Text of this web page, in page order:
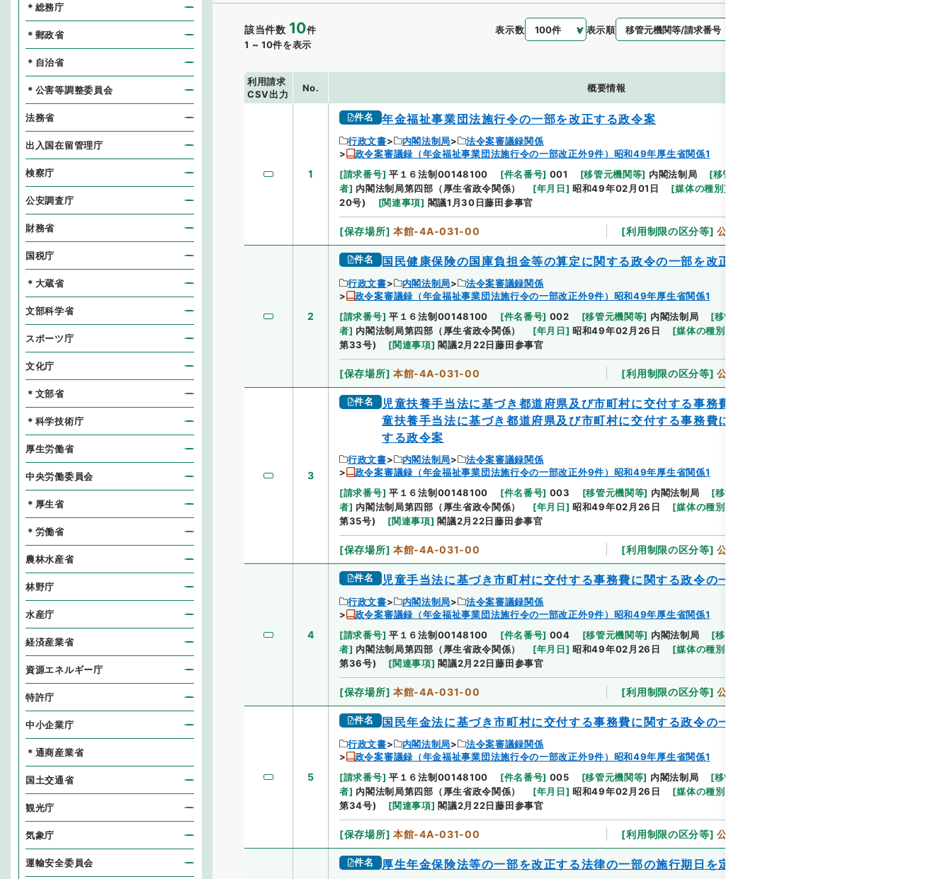
該当件数 10件
1 ~ 10件を表示
表示数 表示順
利用請求
CSV出力
No. 概要情報
1
件名 年金福祉事業団法施行令の一部を改正する政令案
行政文書 内閣法制局
法令案審議録関係
政令案審議録（年金福祉事業団法施行令の一部改正外9件）昭和49年厚生省関係1
[請求番号] 平１６法制00148100 [件名番号] 001 [移管元機関等] 内閣法制局 [移管等年度
者] 内閣法制局第四部（厚生省政令関係） [年月日] 昭和49年02月01日 [媒体の種別 ]
20号)
[関連事項] 閣議1月30日藤田参事官
[保存場所] 本館-4A-031-00 [利用制限の区分等] 公開
2
件名 国民健康保険の国庫負担金等の算定に関する政令の一部を改正する政令案
行政文書 内閣法制局
法令案審議録関係
政令案審議録（年金福祉事業団法施行令の一部改正外9件）昭和49年厚生省関係1
[請求番号] 平１６法制00148100 [件名番号] 002 [移管元機関等] 内閣法制局 [移管等年度
者] 内閣法制局第四部（厚生省政令関係） [年月日] 昭和49年02月26日 [媒体の種別
第33号)
[関連事項] 閣議2月22日藤田参事官
[保存場所] 本館-4A-031-00 [利用制限の区分等] 公開
3
件名
児童扶養手当法に基づき都道府県及び市町村に交付する事務費に関する政令及び特別児
童扶養手当法に基づき都道府県及び市町村に交付する事務費に関する政令の一部を改正
する政令案
行政文書 内閣法制局
法令案審議録関係
政令案審議録（年金福祉事業団法施行令の一部改正外9件）昭和49年厚生省関係1
[請求番号] 平１６法制00148100 [件名番号] 003 [移管元機関等] 内閣法制局 [移管等年度
者] 内閣法制局第四部（厚生省政令関係） [年月日] 昭和49年02月26日 [媒体の種別
第35号)
[関連事項] 閣議2月22日藤田参事官
[保存場所] 本館-4A-031-00 [利用制限の区分等] 公開
4
件名 児童手当法に基づき市町村に交付する事務費に関する政令の一部を改正する政令案
行政文書 内閣法制局
法令案審議録関係
政令案審議録（年金福祉事業団法施行令の一部改正外9件）昭和49年厚生省関係1
[請求番号] 平１６法制00148100 [件名番号] 004 [移管元機関等] 内閣法制局 [移管等年度
者] 内閣法制局第四部（厚生省政令関係） [年月日] 昭和49年02月26日 [媒体の種別
第36号)
[関連事項] 閣議2月22日藤田参事官
[保存場所] 本館-4A-031-00 [利用制限の区分等] 公開
5
件名 国民年金法に基づき市町村に交付する事務費に関する政令の一部を改正する政令案
行政文書 内閣法制局
法令案審議録関係
政令案審議録（年金福祉事業団法施行令の一部改正外9件）昭和49年厚生省関係1
[請求番号] 平１６法制00148100 [件名番号] 005 [移管元機関等] 内閣法制局 [移管等年度
者] 内閣法制局第四部（厚生省政令関係） [年月日] 昭和49年02月26日 [媒体の種別
第34号)
[関連事項] 閣議2月22日藤田参事官
[保存場所] 本館-4A-031-00 [利用制限の区分等] 公開
件名 厚生年金保険法等の一部を改正する法律の一部の施行期日を定める政令案
＊総務庁
＊郵政省
＊自治省
＊公害等調整委員会
法務省
出入国在留管理庁
検察庁
公安調査庁
財務省
国税庁
＊大蔵省
文部科学省
スポーツ庁
文化庁
＊文部省
＊科学技術庁
厚生労働省
中央労働委員会
＊厚生省
＊労働省
農林水産省
林野庁
水産庁
経済産業省
資源エネルギー庁
特許庁
中小企業庁
＊通商産業省
国土交通省
観光庁
気象庁
運輸安全委員会